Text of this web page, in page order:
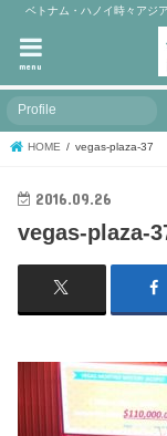
ベトナム・ハノイ時々アジ
menu
Profile
HOME vegas-plaza-37
2016.09.26
vegas-plaza-